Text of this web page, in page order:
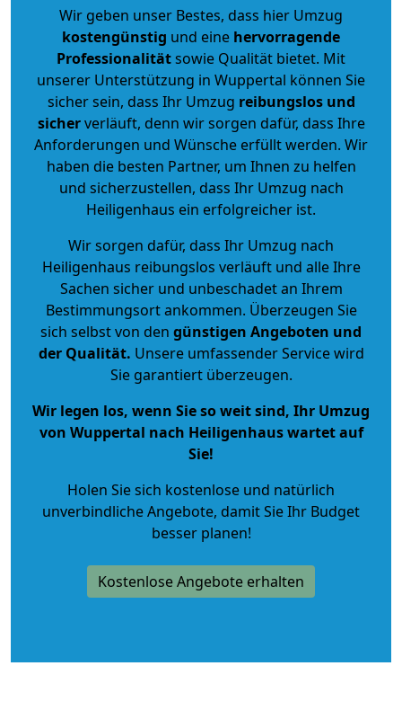
Wir geben unser Bestes, dass hier Umzug
kostengünstig und eine hervorragende
Professionalitätsowie Qualität bietet. Mit
unserer Unterstützung in Wuppertal können Sie
sicher sein, dass Ihr Umzug reibungslos und
sicherverläuft, denn wir sorgen dafür, dass Ihre
Anforderungen und Wünsche erfüllt werden. Wir
haben die besten Partner, um Ihnen zu helfen
und sicherzustellen, dass Ihr Umzug nach
Heiligenhaus ein erfolgreicher ist.
Wir sorgen dafür, dass Ihr Umzug nach
Heiligenhaus reibungslos verläuft und alle Ihre
Sachen sicher und unbeschadet an Ihrem
Bestimmungsort ankommen. Überzeugen Sie
sich selbst von den günstigen Angeboten und
der Qualität. Unsere umfassender Service wird
Sie garantiert überzeugen.
Wir legen los, wenn Sie so weit sind, Ihr Umzug
von Wuppertal nach Heiligenhaus wartet auf
Sie!
Holen Sie sich kostenlose und natürlich
unverbindliche Angebote, damit Sie Ihr Budget
besser planen!
Kostenlose Angebote erhalten